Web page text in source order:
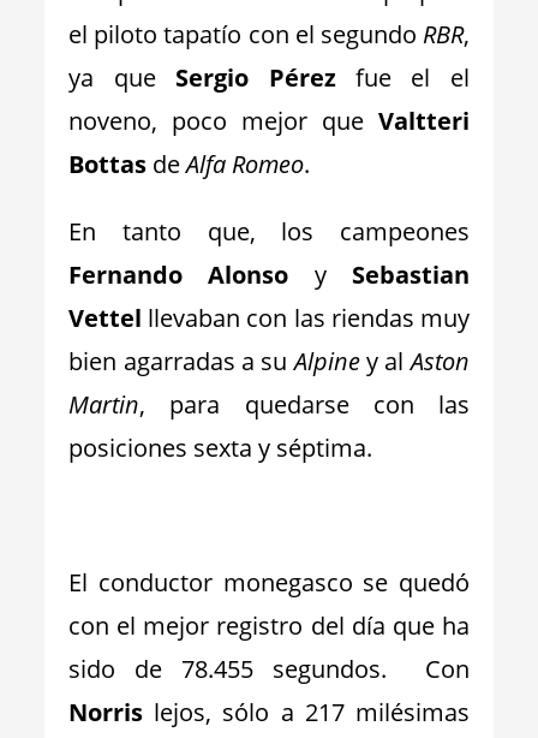
el piloto tapatío con el segundo RBR,
ya que Sergio Pérezfue el el
noveno, poco mejor que Valtteri
Bottas deAlfa Romeo.
En tanto que, los campeones
Fernando Alonso y Sebastian
Vettel llevaban con las riendas muy
bien agarradas a suAlpiney alAston
Martin, para quedarse con las
posiciones sexta y séptima.
El conductor monegasco se quedó
con el mejor registro del día que ha
sido de 78.455 segundos. Con
Norris lejos, sólo a 217 milésimas